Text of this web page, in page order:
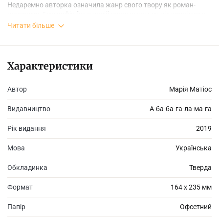
Недаремно авторка означила жанр свого твору як роман-
буковинського хутора Сірук — до Відня, Берліна, Бухареста,
І як завжди у книжках Марії Матіос, окремим персонажем є
чаром.
Читати більше
Характеристики
Автор Марія Матіос
Видавництво А-ба-ба-га-ла-ма-га
Рік видання 2019
Мова Українська
Обкладинка Тверда
Формат 164 х 235 мм
Папір Офсетний